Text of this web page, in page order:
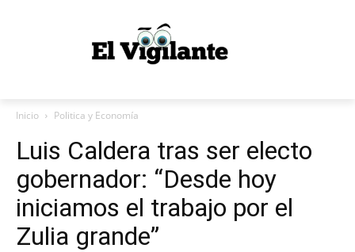
Inicio Politica y Economía
Luis Caldera tras ser electo
gobernador: “Desde hoy
iniciamos el trabajo por el
Zulia grande”